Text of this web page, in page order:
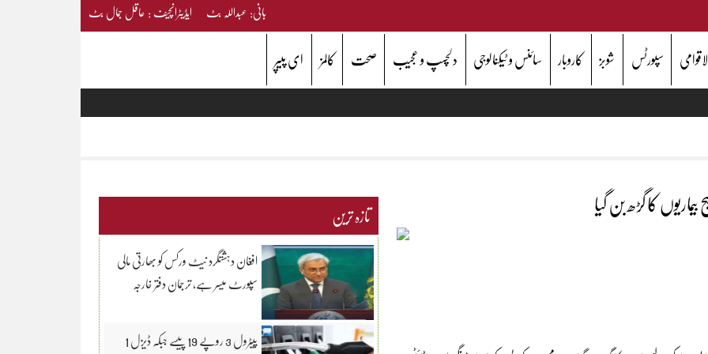
بانی: عبداللہ بٹ ایڈیٹرانچیف : عاقل جمال بٹ
سپورٹس شوبز کاروبار سائنس و ٹیکنالوجی دلچسپ و عجیب صحت کالمز ای پیپر
کا گڑھ بن گیا تازہ ترین
افغان دہشتگرد نیٹ ورکس کو بھارتی مالی
سپورٹ میسر ہے، ترجمان دفتر خارجہ
پیٹرول 3 روپے 19 پیسے جبکہ ڈیزل 1